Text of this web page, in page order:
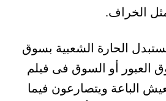
الخراف.
الحارة الشعبية بسوق
العبور أو السوق فى فيلم
الباعة ويتصارعون فيما